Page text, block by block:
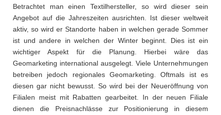
Betrachtet man einen Textilhersteller, so wird dieser sein
Angebot auf die Jahreszeiten ausrichten. Ist dieser weltweit
aktiv, so wird er Standorte haben in welchen gerade Sommer
ist und andere in welchen der Winter beginnt. Dies ist ein
wichtiger Aspekt für die Planung. Hierbei wäre das
Geomarketing international ausgelegt. Viele Unternehmungen
betreiben jedoch regionales Geomarketing. Oftmals ist es
diesen gar nicht bewusst. So wird bei der Neueröffnung von
Filialen meist mit Rabatten gearbeitet. In der neuen Filiale
dienen die Preisnachlässe zur Positionierung in diesem